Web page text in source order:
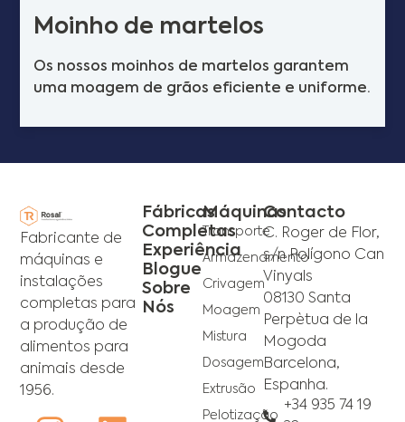
Moinho de martelos
Os nossos moinhos de martelos garantem
uma moagem de grãos eficiente e uniforme.
Fabricante de
máquinas e
instalações
completas para
a produção de
alimentos para
animais desde
1956.
Máquinas
Transporte
Armazenamento
Crivagem
Moagem
Mistura
Dosagem
Extrusão
Pelotização
Fábricas
Completas
Experiência
Blogue
Sobre
Nós
Contacto
C. Roger de Flor,
s/n Polígono Can
Vinyals
08130 Santa
Perpètua de la
Mogoda
Barcelona,
Espanha.
+34 935 74 19